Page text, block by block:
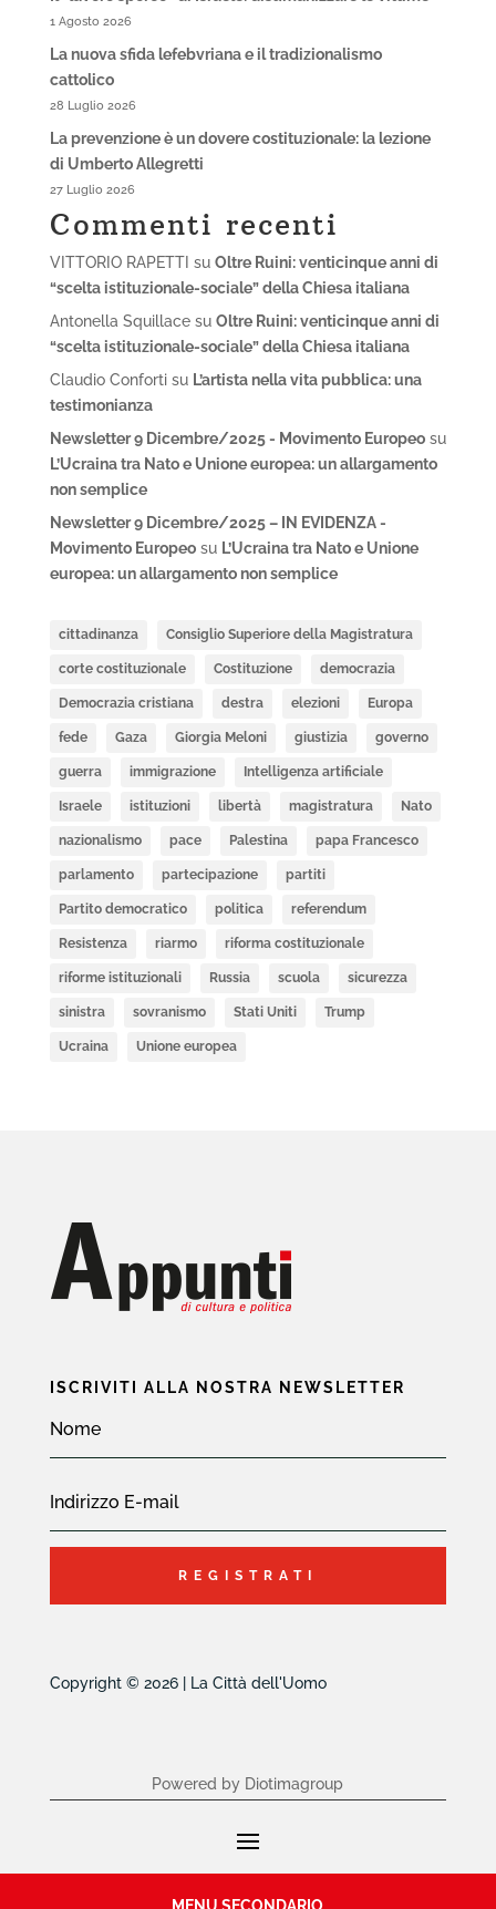
1 Agosto 2026
La nuova sfida lefebvriana e il tradizionalismo
cattolico
28 Luglio 2026
La prevenzione è un dovere costituzionale: la lezione
di Umberto Allegretti
27 Luglio 2026
Commenti recenti
VITTORIO RAPETTI su Oltre Ruini: venticinque anni di
“scelta istituzionale-sociale” della Chiesa italiana
Antonella Squillacesu Oltre Ruini: venticinque anni di
“scelta istituzionale-sociale” della Chiesa italiana
Claudio Confortisu L’artista nella vita pubblica: una
testimonianza
Newsletter 9 Dicembre/2025 - Movimento Europeosu
L’Ucraina tra Nato e Unione europea: un allargamento
non semplice
Newsletter 9 Dicembre/2025 – IN EVIDENZA -
Movimento Europeosu L’Ucraina tra Nato e Unione
europea: un allargamento non semplice
cittadinanza Consiglio Superiore della Magistratura
corte costituzionale Costituzione democrazia
Democrazia cristiana destra elezioni Europa
fede Gaza Giorgia Meloni giustizia governo
guerra immigrazione Intelligenza artificiale
Israele istituzioni libertà magistratura Nato
nazionalismo pace Palestina papa Francesco
parlamento partecipazione partiti
Partito democratico politica referendum
Resistenza riarmo riforma costituzionale
riforme istituzionali Russia scuola sicurezza
sinistra sovranismo Stati Uniti Trump
Ucraina Unione europea
ISCRIVITI ALLA NOSTRA NEWSLETTER
REGISTRATI
Copyright © 2026 | La Città dell'Uomo
Powered by Diotimagroup